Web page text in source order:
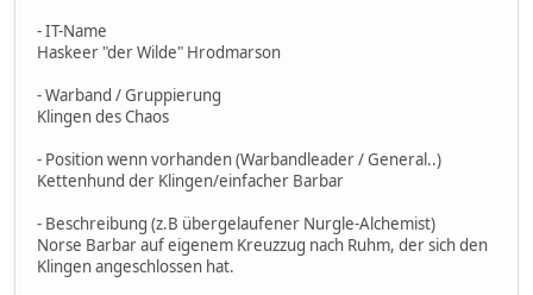
- IT-Name
Haskeer "der Wilde" Hrodmarson
- Warband / Gruppierung
Klingen des Chaos
- Position wenn vorhanden (Warbandleader / General..)
Kettenhund der Klingen/einfacher Barbar
- Beschreibung (z.B übergelaufener Nurgle-Alchemist)
Norse Barbar auf eigenem Kreuzzug nach Ruhm, der sich den
Klingen angeschlossen hat.